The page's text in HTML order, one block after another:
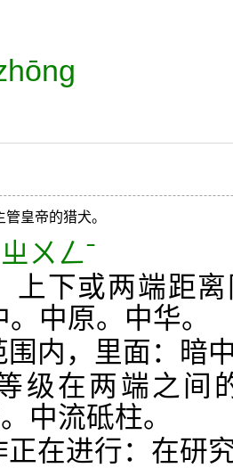
皇帝的猎犬。
ㄨㄥˉ
下或两端距
。中原。中华。
内，里面：暗
级在两端之间
中流砥柱。
在进行：在研